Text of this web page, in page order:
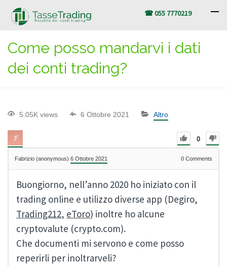
☎ 055 7770219
Come posso mandarvi i dati
dei conti trading?
5.05K views 6 Ottobre 2021 Altro
0
Fabrizio (anonymous) 6 Ottobre 2021 0 Comments
Buongiorno, nell’anno 2020 ho iniziato con il
trading online e utilizzo diverse app (Degiro,
Trading212, eToro) inoltre ho alcune
cryptovalute (crypto.com).
Che documenti mi servono e come posso
reperirli per inoltrarveli?